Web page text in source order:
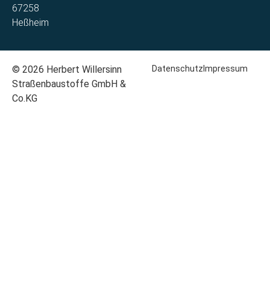
67258
Heßheim
© 2026 Herbert Willersinn
Straßenbaustoffe GmbH &
Co.KG
Datenschutz Impressum